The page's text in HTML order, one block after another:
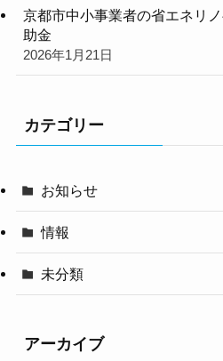
京都市中小事業者の省エネリ
助金
2026年1月21日
カテゴリー
お知らせ
情報
未分類
アーカイブ